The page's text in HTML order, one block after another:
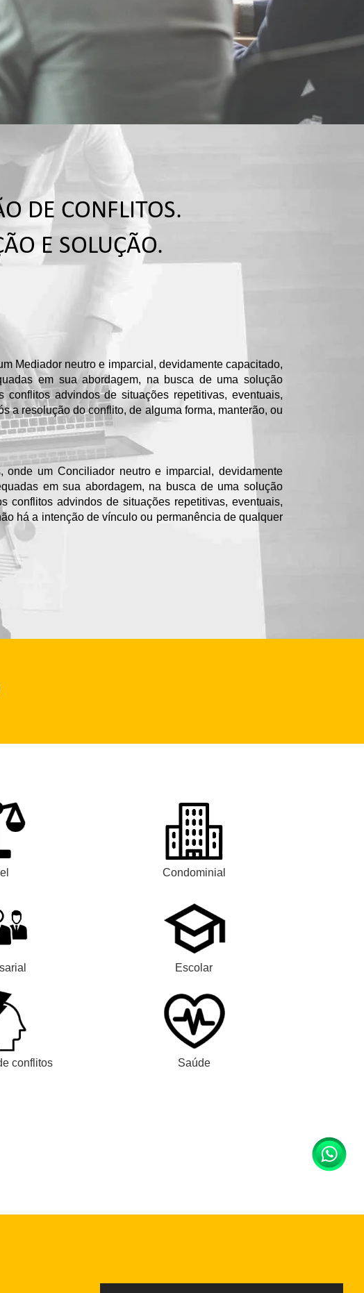
DE CONFLITOS.
E SOLUÇÃO.
Mediador neutro e imparcial, devidamente capacitado,
em sua abordagem, na busca de uma solução
advindos de situações repetitivas, eventuais,
a resolução do conflito, de alguma forma, manterão, ou
um Conciliador neutro e imparcial, devidamente
em sua abordagem, na busca de uma solução
conflitos advindos de situações repetitivas, eventuais,
há a intenção de vínculo ou permanência de qualquer
Condominial
Escolar
conflitos Saúde